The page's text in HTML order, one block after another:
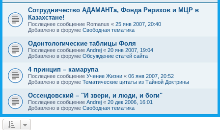
Сотрудничество АДАМАНТа, Фонда Рерихов и МЦР в
Казахстане!
Последнее сообщение Romanus « 25 янв 2007, 20:40
Добавлено в форуме Свободная тематика
Одонтологические таблицы Фоля
Последнее сообщение Andrej « 20 янв 2007, 19:04
Добавлено в форуме Обсуждение статей сайта
4 принцип – камарупа
Последнее сообщение Учение Жизни « 06 янв 2007, 20:52
Добавлено в форуме Тематические цитаты из Тайной Доктрины
Оссендовский – "И звери, и люди, и боги"
Последнее сообщение Andrej « 20 дек 2006, 16:01
Добавлено в форуме Свободная тематика